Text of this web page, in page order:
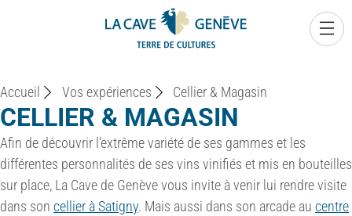
Accueil Vos expériences Cellier & Magasin
CELLIER & MAGASIN
Afin de découvrir l’extrême variété de ses gammes et les
différentes personnalités de ses vins vinifiés et mis en bouteilles
sur place, La Cave de Genève vous invite à venir lui rendre visite
dans son cellier à Satigny. Mais aussi dans son arcade au centre